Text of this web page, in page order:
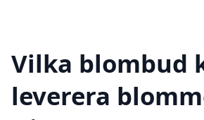
Vilka blombud
leverera